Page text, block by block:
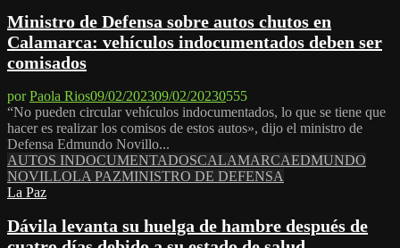
Ministro de Defensa sobre autos chutos en
Calamarca: vehículos indocumentados deben ser
comisados
porPaola Rios09/02/202309/02/20230555
“No pueden circular vehículos indocumentados, lo que se tiene que
hacer es realizar los comisos de estos autos», dijo el ministro de
Defensa Edmundo Novillo...
AUTOS INDOCUMENTADOSCALAMARCAEDMUNDO
NOVILLOLA PAZMINISTRO DE DEFENSA
La Paz
Dávila levanta su huelga de hambre después de